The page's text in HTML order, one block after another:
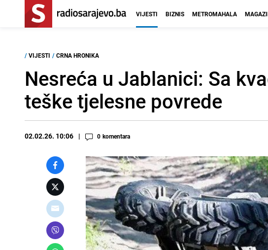
VIJESTI BIZNIS METROMAHALA
/ VIJESTI / CRNA HRONIKA
Nesreća u Jablanici: Sa
teške tjelesne povrede
02.02.26. 10:06 0 komentara